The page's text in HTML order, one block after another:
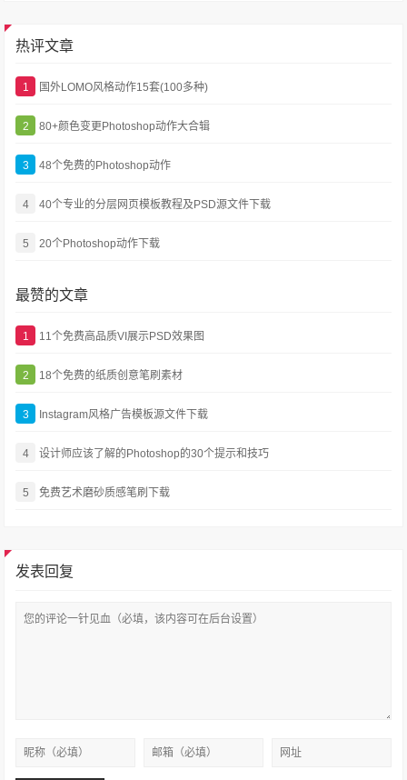
热评文章
1 国外LOMO风格动作15套(100多种)
2 80+颜色变更Photoshop动作大合辑
3 48个免费的Photoshop动作
4 40个专业的分层网页模板教程及PSD源文件下载
5 20个Photoshop动作下载
最赞的文章
1 11个免费高品质VI展示PSD效果图
2 18个免费的纸质创意笔刷素材
3 Instagram风格广告模板源文件下载
4 设计师应该了解的Photoshop的30个提示和技巧
5 免费艺术磨砂质感笔刷下载
发表回复